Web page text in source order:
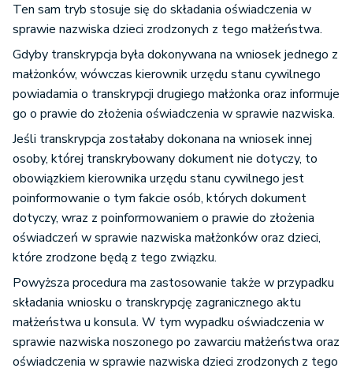
Ten sam tryb stosuje się do składania oświadczenia w
sprawie nazwiska dzieci zrodzonych z tego małżeństwa.
Gdyby transkrypcja była dokonywana na wniosek jednego z
małżonków, wówczas kierownik urzędu stanu cywilnego
powiadamia o transkrypcji drugiego małżonka oraz informuje
go o prawie do złożenia oświadczenia w sprawie nazwiska.
Jeśli transkrypcja zostałaby dokonana na wniosek innej
osoby, której transkrybowany dokument nie dotyczy, to
obowiązkiem kierownika urzędu stanu cywilnego jest
poinformowanie o tym fakcie osób, których dokument
dotyczy, wraz z poinformowaniem o prawie do złożenia
oświadczeń w sprawie nazwiska małżonków oraz dzieci,
które zrodzone będą z tego związku.
Powyższa procedura ma zastosowanie także w przypadku
składania wniosku o transkrypcję zagranicznego aktu
małżeństwa u konsula. W tym wypadku oświadczenia w
sprawie nazwiska noszonego po zawarciu małżeństwa oraz
oświadczenia w sprawie nazwiska dzieci zrodzonych z tego